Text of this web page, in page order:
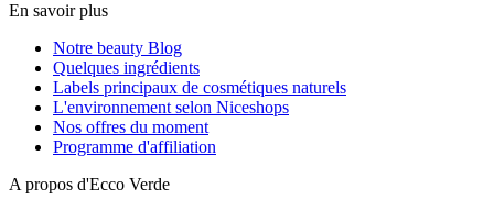
En savoir plus
Notre beauty Blog
Quelques ingrédients
Labels principaux de cosmétiques naturels
L'environnement selon Niceshops
Nos offres du moment
Programme d'affiliation
A propos d'Ecco Verde